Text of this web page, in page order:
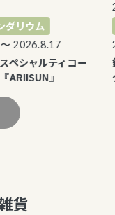
リウム
2026.8.17
シャルティコー
』
貨